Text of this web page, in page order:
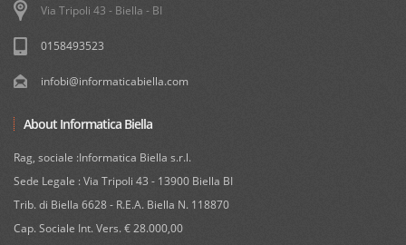
Via Tripoli 43 - Biella - BI
0158493523
infobi@informaticabiella.com
About Informatica Biella
Rag, sociale :Informatica Biella s.r.l.
Sede Legale : Via Tripoli 43 - 13900 Biella BI
Trib. di Biella 6628 - R.E.A. Biella N. 118870
Cap. Sociale Int. Vers. € 28.000,00